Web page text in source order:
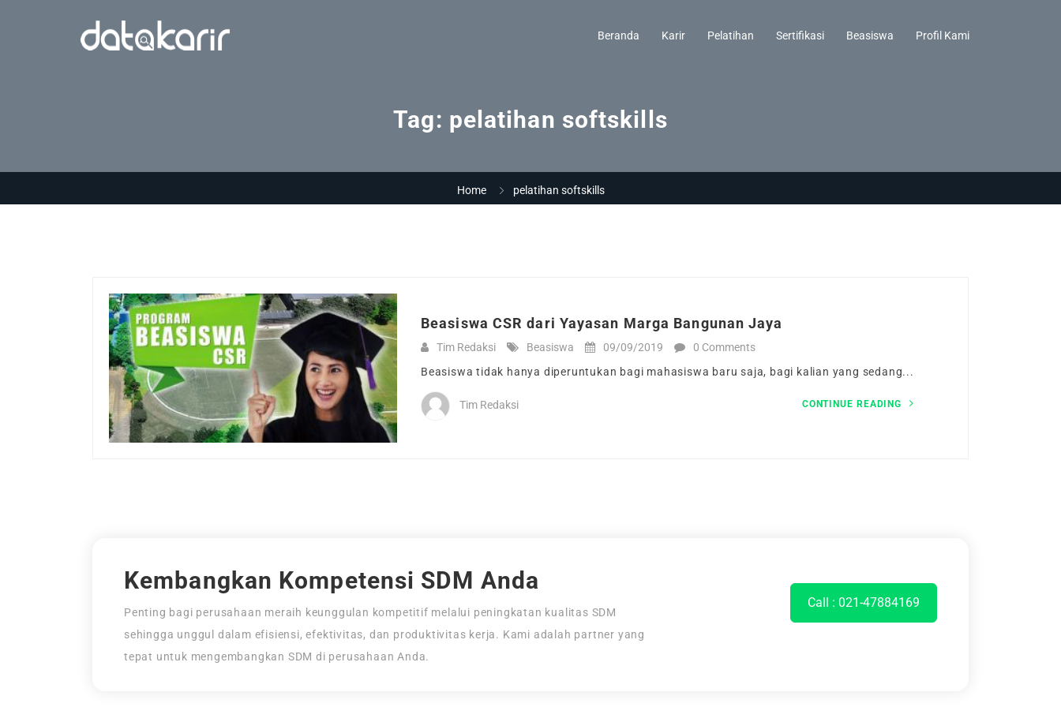
Beranda Karir Pelatihan Sertifikasi Beasiswa Profil Kami
Tag: pelatihan softskills
Home pelatihan softskills
Beasiswa CSR dari Yayasan Marga Bangunan Jaya
Tim Redaksi Beasiswa 09/09/2019
0 Comments
Beasiswa tidak hanya diperuntukan bagi mahasiswa baru saja, bagi kalian yang sedang...
Tim Redaksi CONTINUE READING
Kembangkan Kompetensi SDM Anda
Penting bagi perusahaan meraih keunggulan kompetitif melalui peningkatan kualitas SDM
sehingga unggul dalam efisiensi, efektivitas, dan produktivitas kerja. Kami adalah partner yang
tepat untuk mengembangkan SDM di perusahaan Anda.
Call : 021-47884169